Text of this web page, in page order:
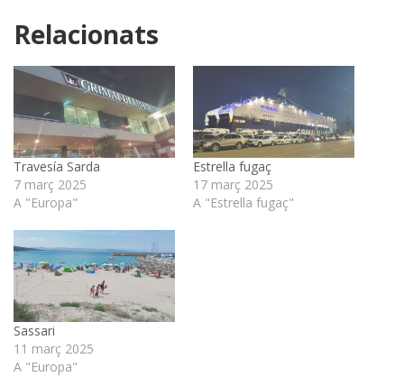
Relacionats
Travesía Sarda
7 març 2025
A "Europa"
Estrella fugaç
17 març 2025
A "Estrella fugaç"
Sassari
11 març 2025
A "Europa"